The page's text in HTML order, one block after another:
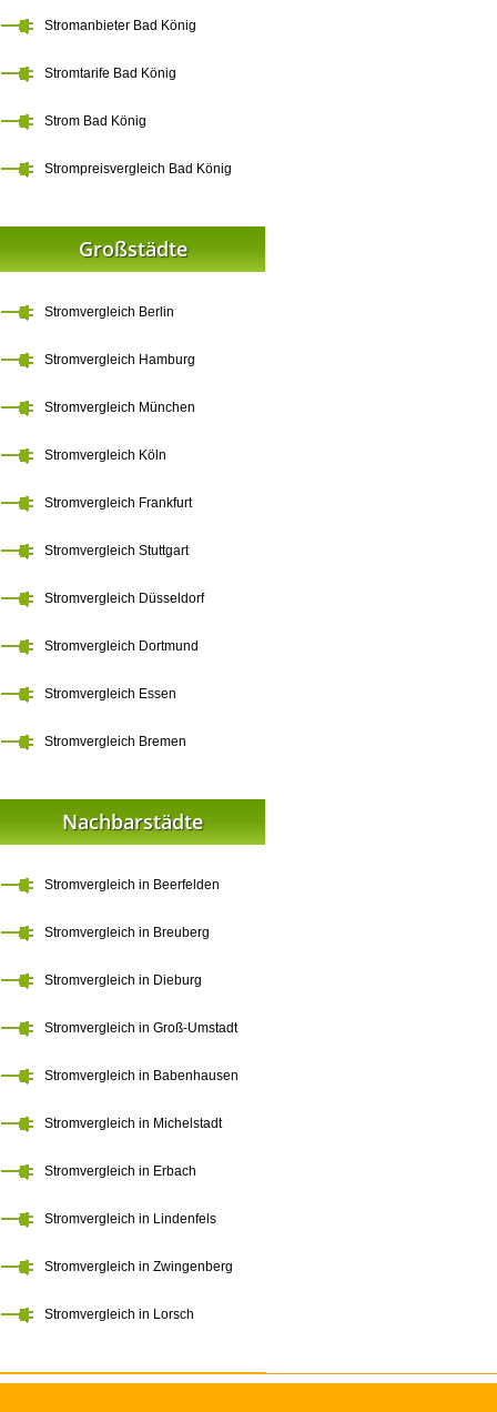
Stromanbieter Bad König
Stromtarife Bad König
Strom Bad König
Strompreisvergleich Bad König
Großstädte
Stromvergleich Berlin
Stromvergleich Hamburg
Stromvergleich München
Stromvergleich Köln
Stromvergleich Frankfurt
Stromvergleich Stuttgart
Stromvergleich Düsseldorf
Stromvergleich Dortmund
Stromvergleich Essen
Stromvergleich Bremen
Nachbarstädte
Stromvergleich in Beerfelden
Stromvergleich in Breuberg
Stromvergleich in Dieburg
Stromvergleich in Groß-Umstadt
Stromvergleich in Babenhausen
Stromvergleich in Michelstadt
Stromvergleich in Erbach
Stromvergleich in Lindenfels
Stromvergleich in Zwingenberg
Stromvergleich in Lorsch